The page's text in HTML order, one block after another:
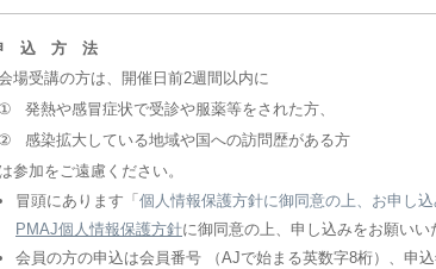
込 方 法
場受講の方は、開催日前2週間以内に
発熱や感冒症状で受診や服薬等をされた方、
感染拡大している地域や国への訪問歴がある方
参加をご遠慮ください。
冒頭にあります「 個人情報保護方針に御同意の上、お申し
PMAJ個人情報保護方針に御同意の上、申し込みをお願いい
会員の方の申込は会員番号 （AJで始まる英数字8桁）、申